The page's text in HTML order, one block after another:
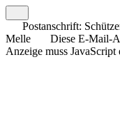
Postanschrift:
Melle
Diese E-Mail-
Anzeige muss JavaScript